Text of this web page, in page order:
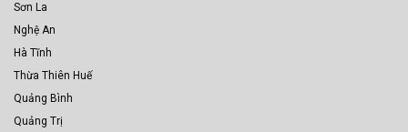
Sơn La
Nghệ An
Hà Tĩnh
Thừa Thiên Huế
Quảng Bình
Quảng Trị